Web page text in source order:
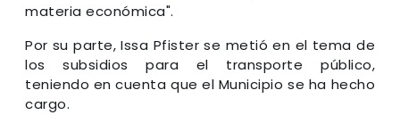
materia económica".
Por su parte, Issa Pfister se metió en el tema de
los subsidios para el transporte público,
teniendo en cuenta que el Municipio se ha hecho
cargo.